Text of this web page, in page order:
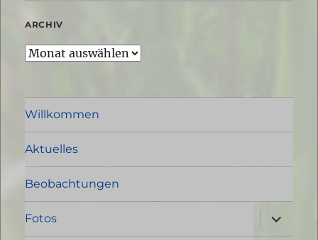
ARCHIV
Archiv
Willkommen
Aktuelles
Beobachtungen
Fotos
öffnen